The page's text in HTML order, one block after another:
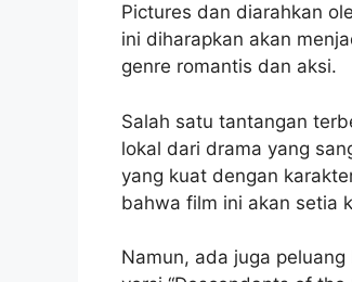
Pictures dan diarahkan
ini diharapkan akan
genre romantis dan aksi.
Salah satu tantangan
lokal dari drama yang
yang kuat dengan
bahwa film ini akan setia
Namun, ada juga